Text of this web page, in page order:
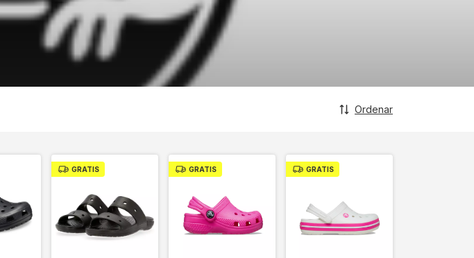
Ordenar
GRATIS GRATIS GRATIS